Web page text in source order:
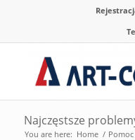
Najczęstsze
You are here: Home / Pomoc